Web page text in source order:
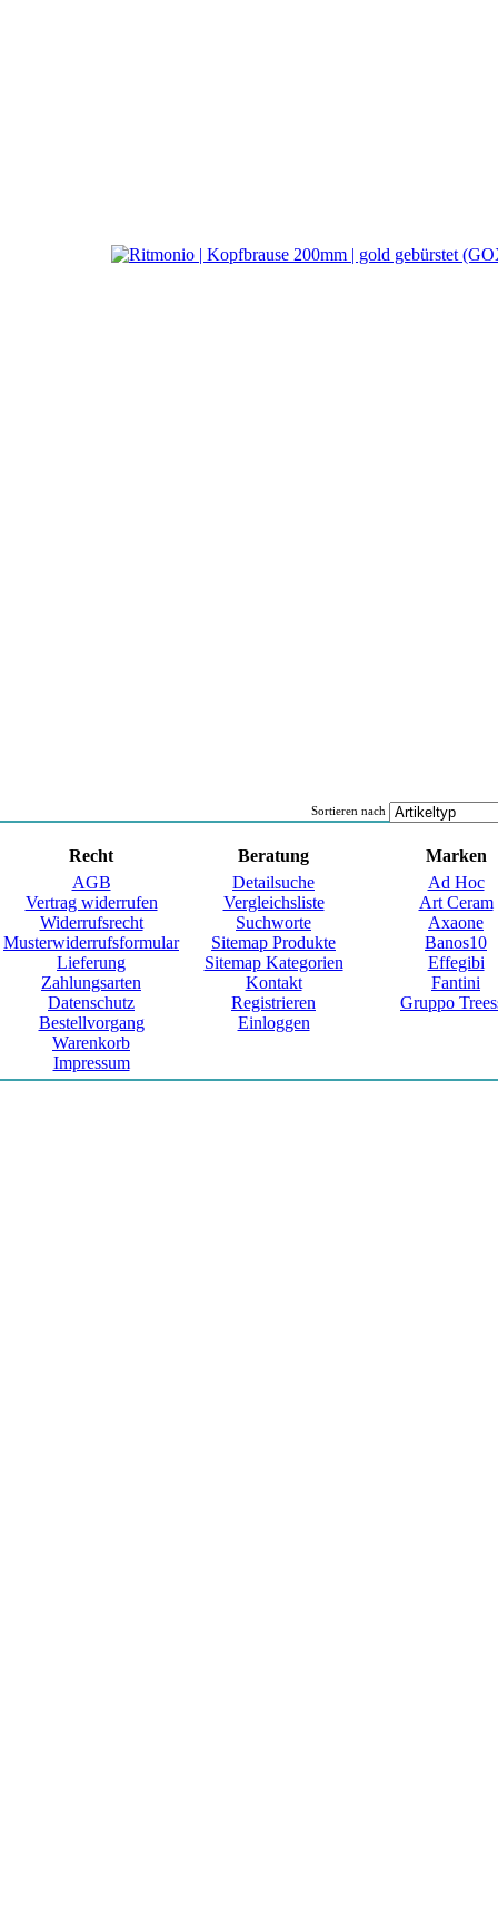
Sortieren nach
Recht
AGB
Vertrag widerrufen
Widerrufsrecht
Musterwiderrufsformular
Lieferung
Zahlungsarten
Datenschutz
Bestellvorgang
Warenkorb
Impressum
Beratung
Detailsuche
Vergleichsliste
Suchworte
Sitemap Produkte
Sitemap Kategorien
Kontakt
Registrieren
Einloggen
Marken
Ad Hoc
Art Ceram
Axaone
Banos10
Effegibi
Fantini
Gruppo